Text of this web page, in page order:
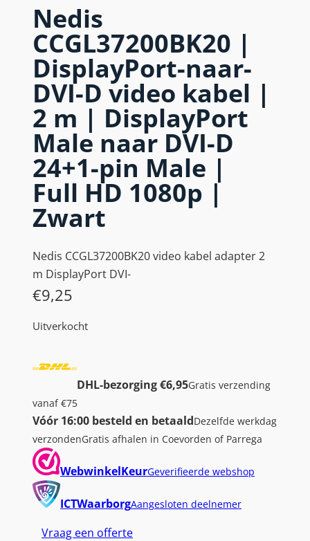
Nedis
CCGL37200BK20 |
DisplayPort-naar-
DVI-D video kabel |
2 m | DisplayPort
Male naar DVI-D
24+1-pin Male |
Full HD 1080p |
Zwart
Nedis CCGL37200BK20 video kabel adapter 2
m DisplayPort DVI-
€9,25
Uitverkocht
DHL-bezorging €6,95Gratis verzending
vanaf €75
Vóór 16:00 besteld en betaaldDezelfde werkdag
verzondenGratis afhalen in Coevorden of Parrega
WebwinkelKeurGeverifieerde webshop
ICTWaarborgAangesloten deelnemer
Vraag een offerte